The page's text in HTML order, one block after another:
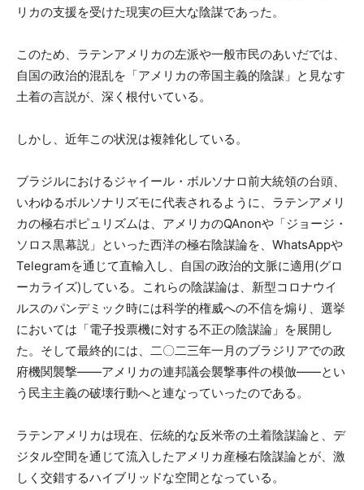
リカの支援を受けた現実の巨大な陰謀であった。
このため、ラテンアメリカの左派や一般市民のあいだでは、
自国の政治的混乱を「アメリカの帝国主義的陰謀」と見なす
土着の言説が、深く根付いている。
しかし、近年この状況は複雑化している。
ブラジルにおけるジャイール・ボルソナロ前大統領の台頭、
いわゆるボルソナリズモに代表されるように、ラテンアメリ
カの極右ポピュリズムは、アメリカのQAnonや「ジョージ・
ソロス黒幕説」といった西洋の極右陰謀論を、WhatsAppや
Telegramを通じて直輸入し、自国の政治的文脈に適用(グロ
ーカライズ)している。これらの陰謀論は、新型コロナウイ
ルスのパンデミック時には科学的権威への不信を煽り、選挙
においては「電子投票機に対する不正の陰謀論」を展開し
た。そして最終的には、二〇二三年一月のブラジリアでの政
府機関襲撃——アメリカの連邦議会襲撃事件の模倣——とい
う民主主義の破壊行動へと連なっていったのである。
ラテンアメリカは現在、伝統的な反米帝の土着陰謀論と、デ
ジタル空間を通じて流入したアメリカ産極右陰謀論とが、激
しく交錯するハイブリッドな空間となっている。